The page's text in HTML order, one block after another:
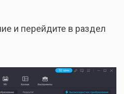
и перейдите в раздел